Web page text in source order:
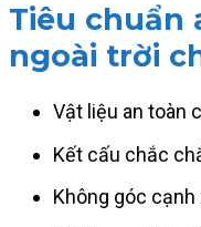
Tiêu chuẩn
ngoài trời
Vật liệu an toàn
Kết cấu chắc
Không góc cạnh